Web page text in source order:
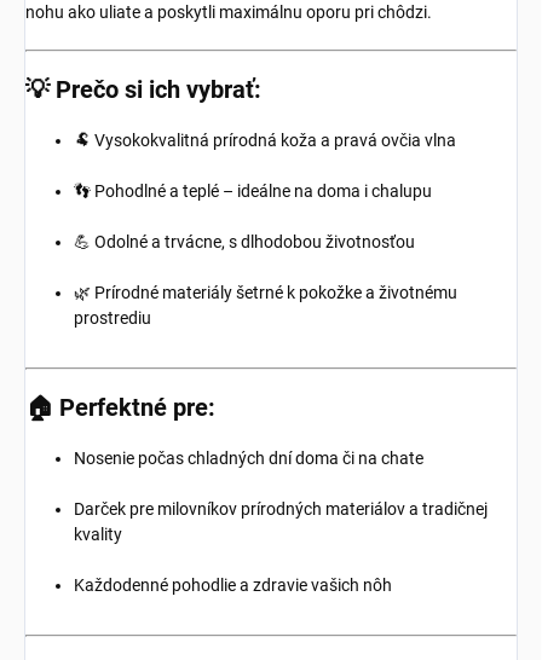
nohu ako uliate a poskytli maximálnu oporu pri chôdzi.
💡 Prečo si ich vybrať:
🐏 Vysokokvalitná prírodná koža a pravá ovčia vlna
👣 Pohodlné a teplé – ideálne na doma i chalupu
💪 Odolné a trvácne, s dlhodobou životnosťou
🌿 Prírodné materiály šetrné k pokožke a životnému
prostrediu
🏠 Perfektné pre:
Nosenie počas chladných dní doma či na chate
Darček pre milovníkov prírodných materiálov a tradičnej
kvality
Každodenné pohodlie a zdravie vašich nôh